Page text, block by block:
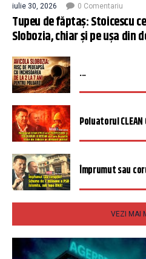
iulie 30, 2026 0 Comentariu
Tupeu de făptaș: Stoicescu
Slobozia, chiar și pe ușa din
...
Poluatorul
Împrumut sau
VEZI MAI